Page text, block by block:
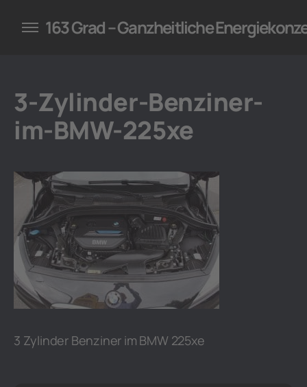
für Unternehmen
163 Grad – Ganzheitliche
3-Zylinder-Benziner-
im-BMW-225xe
3 Zylinder Benziner im BMW 225xe